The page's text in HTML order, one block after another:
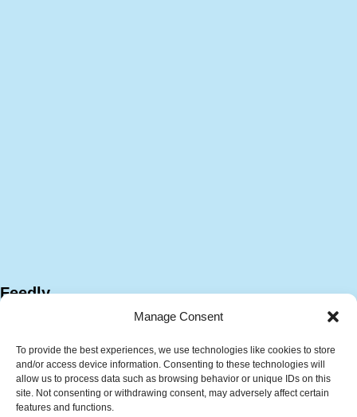
Manage Consent
To provide the best experiences, we use technologies like cookies to store
and/or access device information. Consenting to these technologies will
allow us to process data such as browsing behavior or unique IDs on this
site. Not consenting or withdrawing consent, may adversely affect certain
features and functions.
Feedly